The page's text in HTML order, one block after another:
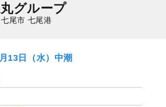
グループ
尾市 七尾港
13日（水）中潮